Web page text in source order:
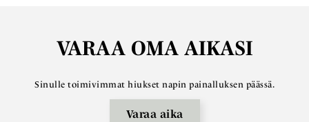
VARAA OMA AIKASI
Sinulle toimivimmat hiukset napin painalluksen päässä.
Varaa aika